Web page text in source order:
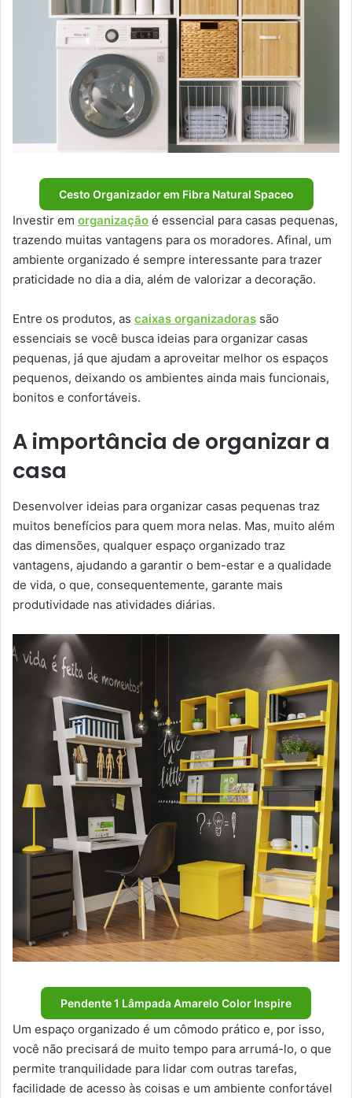
Cesto Organizador em Fibra Natural Spaceo
Investir em organização é essencial para casas pequenas,
trazendo muitas vantagens para os moradores. Afinal, um
ambiente organizado é sempre interessante para trazer
praticidade no dia a dia, além de valorizar a decoração.
Entre os produtos, as caixas organizadoras são
essenciais se você busca ideias para organizar casas
pequenas, já que ajudam a aproveitar melhor os espaços
pequenos, deixando os ambientes ainda mais funcionais,
bonitos e confortáveis.
A importância de organizar a
casa
Desenvolver ideias para organizar casas pequenas traz
muitos benefícios para quem mora nelas. Mas, muito além
das dimensões, qualquer espaço organizado traz
vantagens, ajudando a garantir o bem-estar e a qualidade
de vida, o que, consequentemente, garante mais
produtividade nas atividades diárias.
Pendente 1 Lâmpada Amarelo Color Inspire
Um espaço organizado é um cômodo prático e, por isso,
você não precisará de muito tempo para arrumá-lo, o que
permite tranquilidade para lidar com outras tarefas,
facilidade de acesso às coisas e um ambiente confortável